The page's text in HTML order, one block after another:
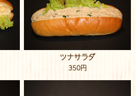
ツナサラダ
350円